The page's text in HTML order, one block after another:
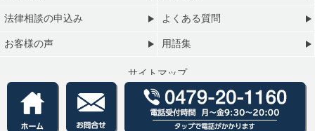
法律相談の申込み よくある質問
お客様の声 用語集
サイトマップ
プライバシーポリシー
Copyright © 銚子総合法律事務所 All Rights Reserved.